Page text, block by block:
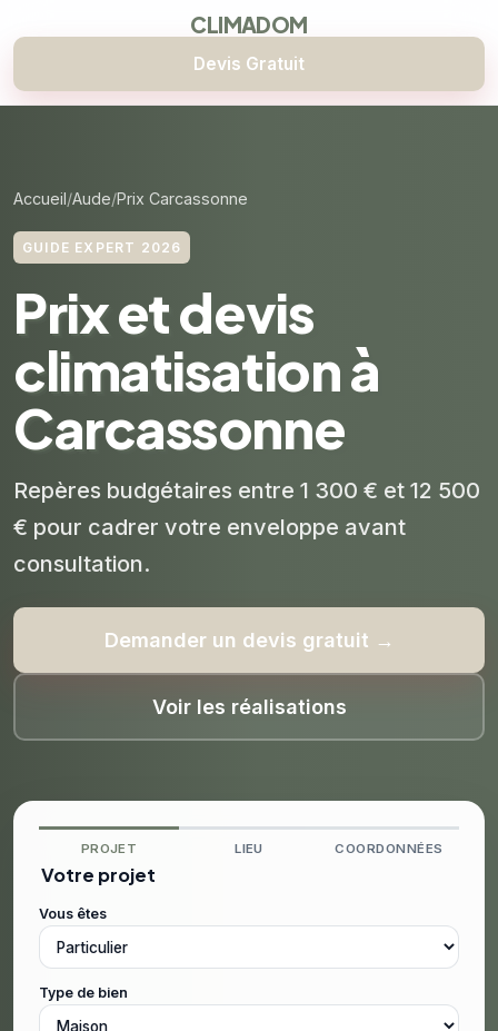
CLIMADOM
Devis Gratuit
Accueil Aude Prix Carcassonne
GUIDE EXPERT 2026
Prix et devis
climatisation à
Carcassonne
Repères budgétaires entre 1 300 € et 12 500
€ pour cadrer votre enveloppe avant
consultation.
Demander un devis gratuit →
Voir les réalisations
PROJET LIEU COORDONNÉES
Votre projet
Vous êtes
Type de bien